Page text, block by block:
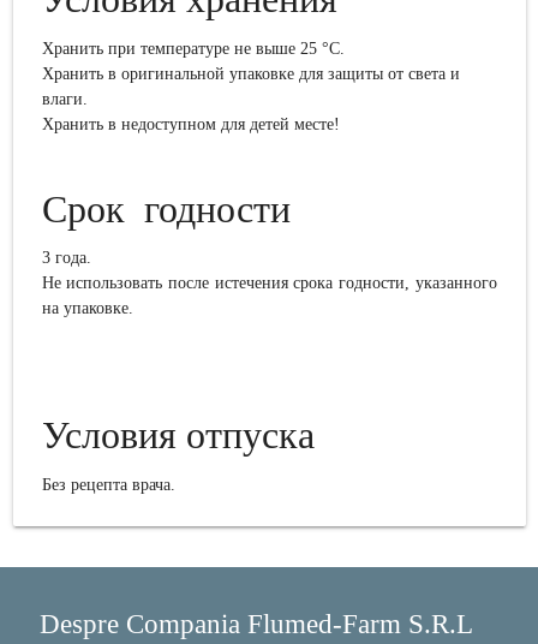
Хранить при температуре не выше 25 °С.
Хранить в оригинальной упаковке для защиты от света и
влаги.
Хранить в недоступном для детей месте!
Срок годности
3года.
Не использовать после истечения срока годности, указанного
на упаковке.
Условия отпуска
Без рецепта врача.
Despre Compania Flumed-Farm S.R.L